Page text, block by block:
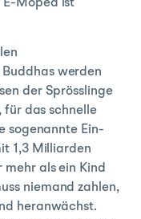
E-Moped ist
werden
der Sprösslinge
für das schnelle
sogenannte Ein-
1,3 Milliarden
mehr als ein Kind
niemand zahlen,
heranwächst.